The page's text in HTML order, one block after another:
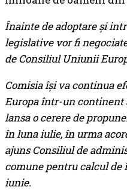
Înainte de adoptare și
legislative vor fi
de Consiliul Uniunii
Comisia își va continua
Europa într-un continent
lansa o cerere de
în luna iulie, în urma
ajuns Consiliul de
comune pentru calcul de
iunie.